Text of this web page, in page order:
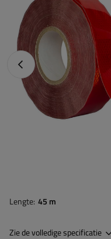
Vorige foto
Lengte 45 m
Zie de volledige specificatie